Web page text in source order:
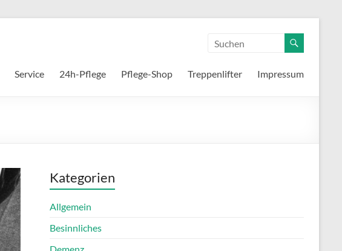
Service 24h-Pflege Pflege-Shop Treppenlifter Impressum
Kategorien
Allgemein
Besinnliches